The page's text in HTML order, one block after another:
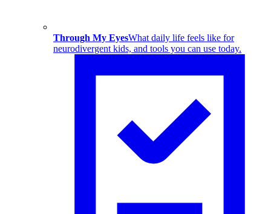
Through My EyesWhat daily life feels like for
neurodivergent kids, and tools you can use today.